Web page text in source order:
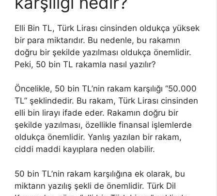
Elli Bin TL, Türk Lirası cinsinden oldukça yüksek
bir para miktarıdır. Bu nedenle, bu rakamın
doğru bir şekilde yazılması oldukça önemlidir.
Peki, 50 bin TL rakamla nasıl yazılır?
Öncelikle, 50 bin TL’nin rakam karşılığı “50.000
TL” şeklindedir. Bu rakam, Türk Lirası cinsinden
elli bin lirayı ifade eder. Rakamın doğru bir
şekilde yazılması, özellikle finansal işlemlerde
oldukça önemlidir. Yanlış yazılan bir rakam,
ciddi maddi kayıplara neden olabilir.
50 bin TL’nin rakam karşılığına ek olarak, bu
miktarın yazılış şekli de önemlidir. Türk Dil